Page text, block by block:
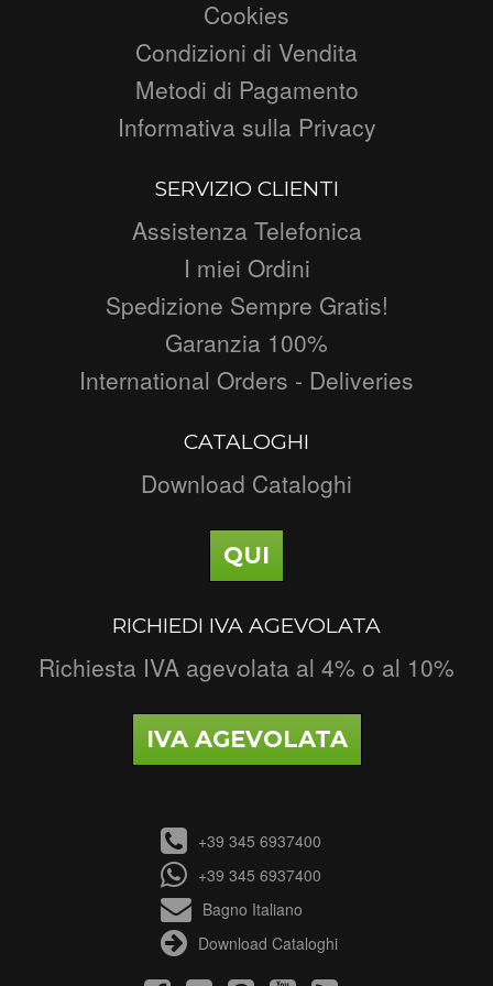
Cookies
Condizioni di Vendita
Metodi di Pagamento
Informativa sulla Privacy
SERVIZIO CLIENTI
Assistenza Telefonica
I miei Ordini
Spedizione Sempre Gratis!
Garanzia 100%
International Orders - Deliveries
CATALOGHI
Download Cataloghi
QUI
RICHIEDI IVA AGEVOLATA
Richiesta IVA agevolata al 4% o al 10%
IVA AGEVOLATA
+39 345 6937400
+39 345 6937400
Bagno Italiano
Download Cataloghi